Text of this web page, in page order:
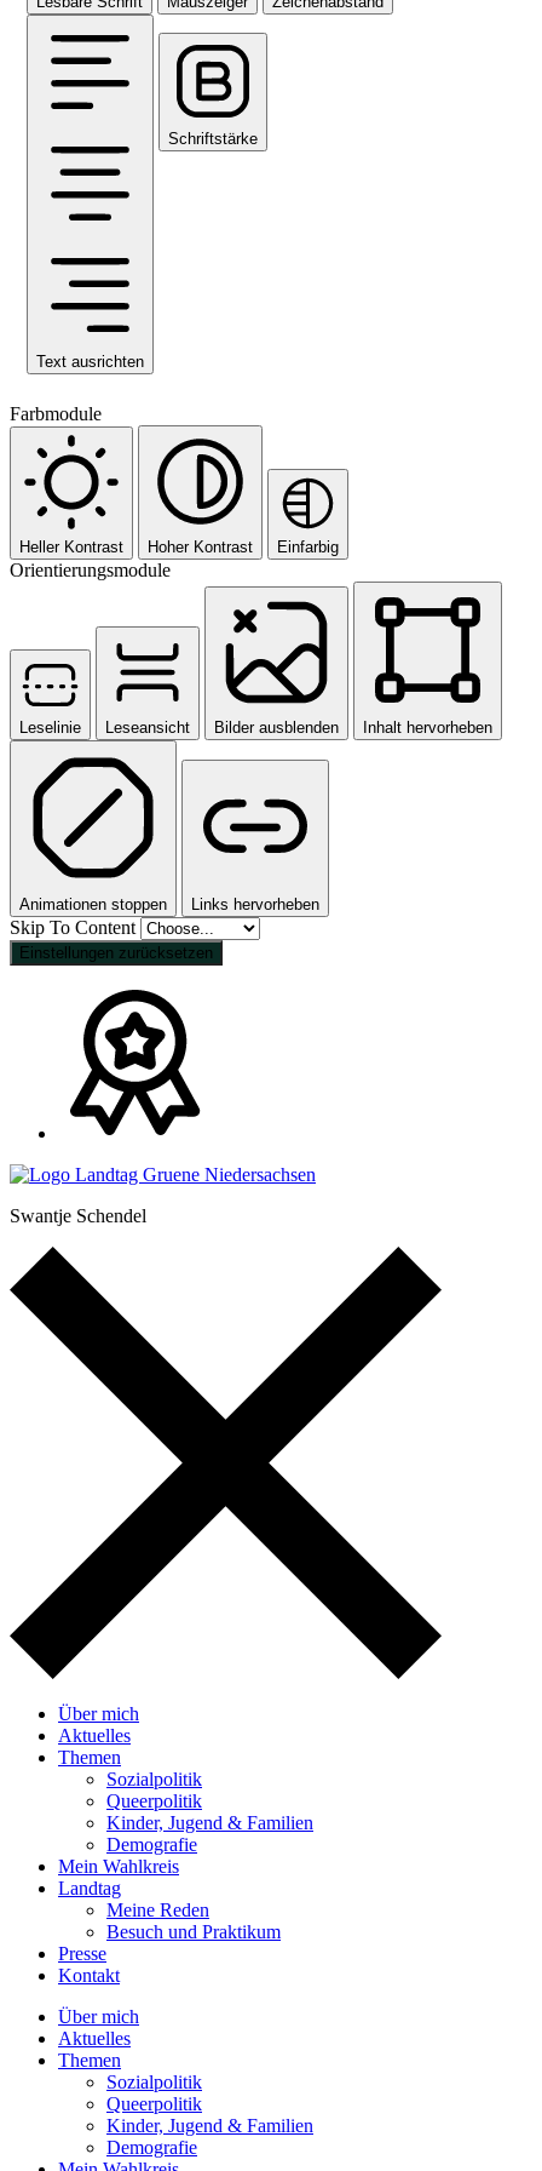
Text ausrichten
Schriftstärke
Farbmodule
Heller Kontrast Hoher Kontrast Einfarbig
Orientierungsmodule
Leselinie Leseansicht Bilder ausblenden Inhalt hervorheben
Animationen stoppen Links hervorheben
Skip To Content
Einstellungen zurücksetzen
Swantje Schendel
Über mich
Aktuelles
Themen
Sozialpolitik
Queerpolitik
Kinder, Jugend & Familien
Demografie
Mein Wahlkreis
Landtag
Meine Reden
Besuch und Praktikum
Presse
Kontakt
Über mich
Aktuelles
Themen
Sozialpolitik
Queerpolitik
Kinder, Jugend & Familien
Demografie